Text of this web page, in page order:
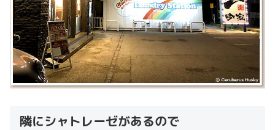
隣にシャトレーゼがあるので